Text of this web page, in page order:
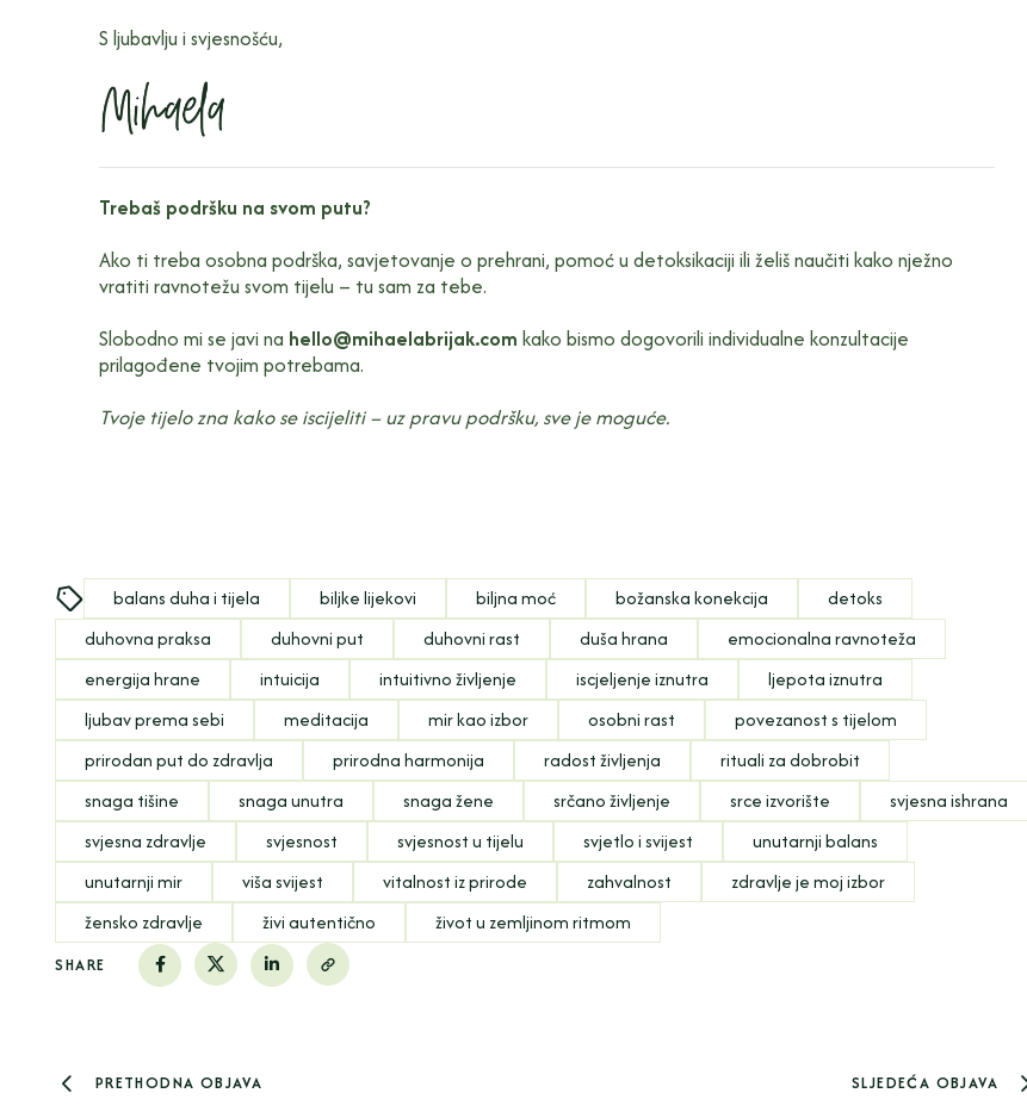
S ljubavlju i svjesnošću,
Trebaš podršku na svom putu?
Ako ti treba osobna podrška, savjetovanje o prehrani, pomoć u detoksikaciji ili želiš naučiti kako nježno
vratiti ravnotežu svom tijelu – tu sam za tebe.
Slobodno mi se javi na hello@mihaelabrijak.com kako bismo dogovorili individualne konzultacije
prilagođene tvojim potrebama.
Tvoje tijelo zna kako se iscijeliti – uz pravu podršku, sve je moguće.
balans duha i tijela biljke lijekovi biljna moć božanska konekcija
detoks
duhovna praksa
duhovni put duhovni rast duša hrana
emocionalna ravnoteža
energija hrane
intuicija intuitivno življenje iscjeljenje iznutra
ljepota iznutra
ljubav prema sebi
meditacija mir kao izbor osobni rast
povezanost s tijelom
prirodan put do zdravlja
prirodna harmonija radost življenja
rituali za dobrobit
snaga tišine
snaga unutra snaga žene srčano življenje srce izvorište
svjesna ishrana
svjesna zdravlje
svjesnost svjesnost u tijelu svjetlo i svijest
unutarnji balans
unutarnji mir
viša svijest vitalnost iz prirode zahvalnost
zdravlje je moj izbor
žensko zdravlje
živi autentično život u zemljinom ritmom
SHARE
PRETHODNA OBJAVA SLJEDEĆA OBJAVA